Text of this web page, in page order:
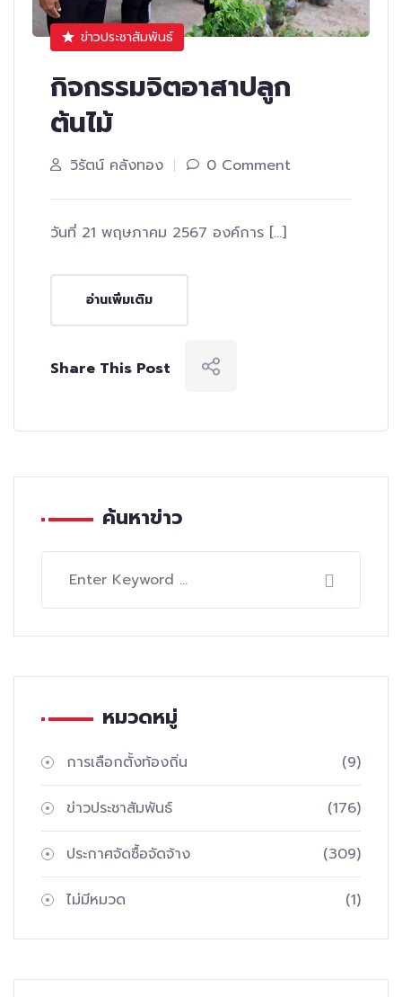
ข่าวประชาสัมพันธ์
กิจกรรมจิตอาสาปลูก
ต้นไม้
วิรัตน์ คลังทอง 0 Comment
วันที่ 21 พฤษภาคม 2567 องค์การ […]
อ่านเพิ่มเติม
Share This Post
ค้นหาข่าว
หมวดหมู่
การเลือกตั้งท้องถิ่น (9)
ข่าวประชาสัมพันธ์ (176)
ประกาศจัดซื้อจัดจ้าง (309)
ไม่มีหมวด (1)